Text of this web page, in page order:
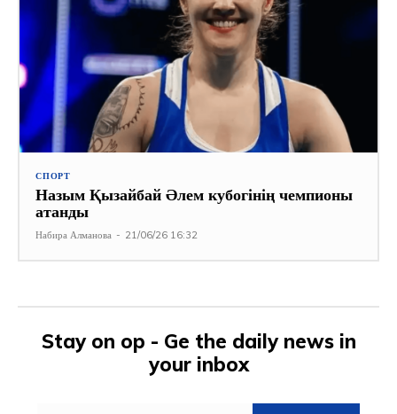
СПОРТ
Назым Қызайбай Әлем кубогінің чемпионы
атанды
Набира Алманова - 21/06/26 16:32
Stay on op - Ge the daily news in
your inbox